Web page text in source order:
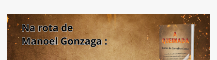
Pedro PAINÉIS LITERÁRIOS: 1º painel- 02/05/25 - 9h: Tema: Em
Tudo Há Poesia - Mediador: Severino Pedro e convidados -
Acesse aqui para se inscrever 2º painel- 02/05/25 - 10h30: Tema:
Saúde Mental e Poesia - Mediador: Pierre Pessôa Convidados: